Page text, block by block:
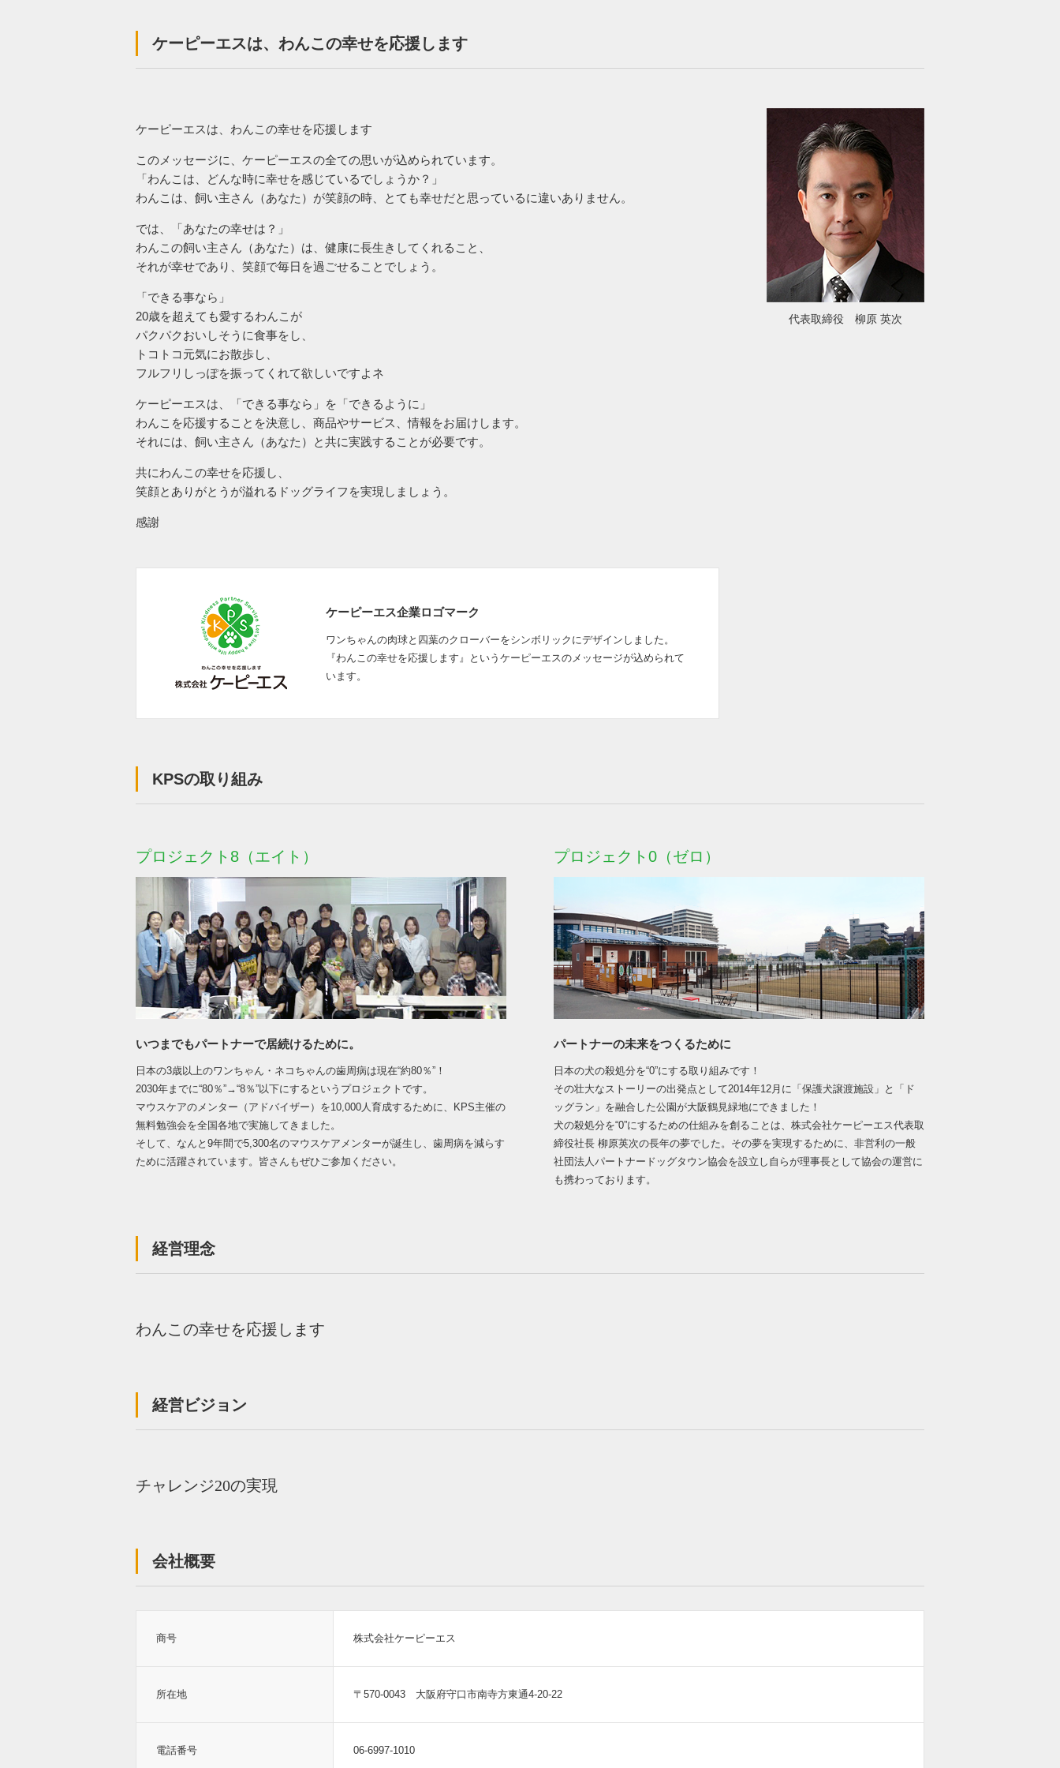
ケーピーエスは、わんこの幸せを応援します
ケーピーエスは、わんこの幸せを応援します
このメッセージに、ケーピーエスの全ての思いが込められています。
「わんこは、どんな時に幸せを感じているでしょうか？」
わんこは、飼い主さん（あなた）が笑顔の時、とても幸せだと思っているに違いありません。
では、「あなたの幸せは？」
わんこの飼い主さん（あなた）は、健康に長生きしてくれること、
それが幸せであり、笑顔で毎日を過ごせることでしょう。
「できる事なら」
20歳を超えても愛するわんこが
パクパクおいしそうに食事をし、
トコトコ元気にお散歩し、
フルフリしっぽを振ってくれて欲しいですよネ
ケーピーエスは、「できる事なら」を「できるように」
わんこを応援することを決意し、商品やサービス、情報をお届けします。
それには、飼い主さん（あなた）と共に実践することが必要です。
共にわんこの幸せを応援し、
笑顔とありがとうが溢れるドッグライフを実現しましょう。
感謝
代表取締役 柳原 英次
ケーピーエス企業ロゴマーク
ワンちゃんの肉球と四葉のクローバーをシンボリックにデザインしました。
『わんこの幸せを応援します』というケーピーエスのメッセージが込められて
います。
KPSの取り組み
プロジェクト8（エイト）
いつまでもパートナーで居続けるために。
日本の3歳以上のワンちゃん・ネコちゃんの歯周病は現在“約80％”！
2030年までに“80％”→“8％”以下にするというプロジェクトです。
マウスケアのメンター（アドバイザー）を10,000人育成するために、KPS主催の
無料勉強会を全国各地で実施してきました。
そして、なんと9年間で5,300名のマウスケアメンターが誕生し、歯周病を減らす
ために活躍されています。皆さんもぜひご参加ください。
プロジェクト0（ゼロ）
パートナーの未来をつくるために
日本の犬の殺処分を“0”にする取り組みです！
その壮大なストーリーの出発点として2014年12月に「保護犬譲渡施設」と「ド
ッグラン」を融合した公園が大阪鶴見緑地にできました！
犬の殺処分を“0”にするための仕組みを創ることは、株式会社ケーピーエス代表取
締役社長 柳原英次の長年の夢でした。その夢を実現するために、非営利の一般
社団法人パートナードッグタウン協会を設立し自らが理事長として協会の運営に
も携わっております。
経営理念
わんこの幸せを応援します
経営ビジョン
チャレンジ20の実現
会社概要
商号 株式会社ケーピーエス
所在地 〒570-0043 大阪府守口市南寺方東通4-20-22
電話番号 06-6997-1010